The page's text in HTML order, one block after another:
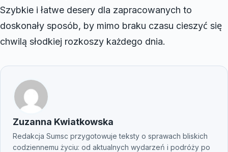
Szybkie i łatwe desery dla zapracowanych to
doskonały sposób, by mimo braku czasu cieszyć się
chwilą słodkiej rozkoszy każdego dnia.
Zuzanna Kwiatkowska
Redakcja Sumsc przygotowuje teksty o sprawach bliskich
codziennemu życiu: od aktualnych wydarzeń i podróży po